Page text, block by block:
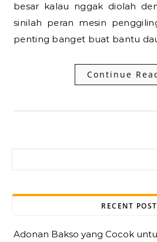
besar kalau nggak diolah
sinilah peran mesin
penting banget buat bantu
Continue
RECENT
Adonan Bakso yang Cocok